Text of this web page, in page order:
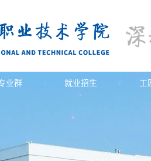
业群 就业招生 工